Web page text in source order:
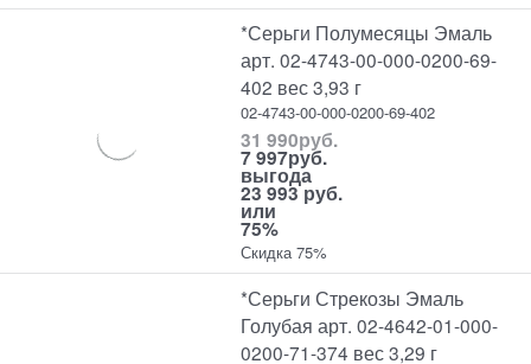
*Серьги Полумесяцы Эмаль
арт. 02-4743-00-000-0200-69-
402 вес 3,93 г
02-4743-00-000-0200-69-402
31 990руб.
7 997руб.
выгода
23 993 руб.
или
75%
Скидка 75%
*Серьги Стрекозы Эмаль
Голубая арт. 02-4642-01-000-
0200-71-374 вес 3,29 г